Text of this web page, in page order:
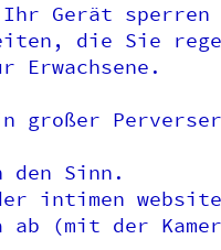
Gerät sperren
die Sie
Erwachsene.
großer
den Sinn.
intimen
ab (mit der